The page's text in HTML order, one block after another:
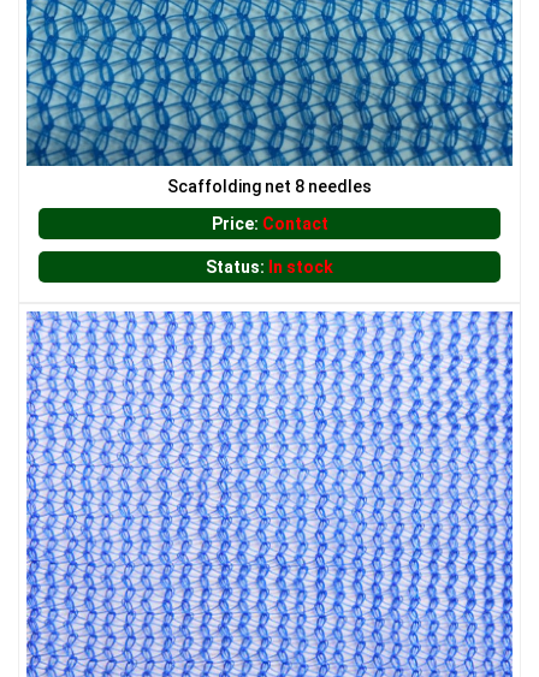
LƯỚI HÀNG RÀO HÌNH VUÔNG
LƯỚI CHE NẮNG
LƯỚI PHƠI NÔNG SẢN
Scaffolding net 8 needles
Price: Contact
Status: In stock